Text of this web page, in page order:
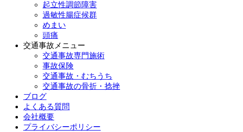
起立性調節障害
過敏性腸症候群
めまい
頭痛
交通事故メニュー
交通事故専門施術
事故保険
交通事故・むちうち
交通事故の骨折・捻挫
ブログ
よくある質問
会社概要
プライバシーポリシー